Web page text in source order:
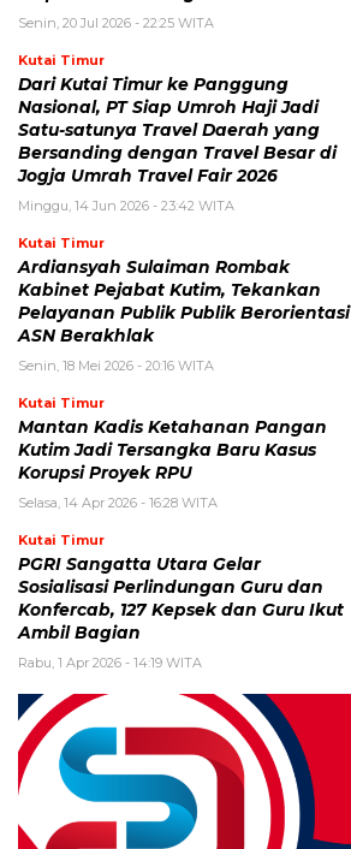
Senin, 20 Jul 2026 - 22:25 WITA
Kutai Timur
Dari Kutai Timur ke Panggung
Nasional, PT Siap Umroh Haji Jadi
Satu-satunya Travel Daerah yang
Bersanding dengan Travel Besar di
Jogja Umrah Travel Fair 2026
Minggu, 14 Jun 2026 - 23:42 WITA
Kutai Timur
Ardiansyah Sulaiman Rombak
Kabinet Pejabat Kutim, Tekankan
Pelayanan Publik Publik Berorientasi
ASN Berakhlak
Senin, 18 Mei 2026 - 20:16 WITA
Kutai Timur
Mantan Kadis Ketahanan Pangan
Kutim Jadi Tersangka Baru Kasus
Korupsi Proyek RPU
Selasa, 14 Apr 2026 - 16:28 WITA
Kutai Timur
PGRI Sangatta Utara Gelar
Sosialisasi Perlindungan Guru dan
Konfercab, 127 Kepsek dan Guru Ikut
Ambil Bagian
Rabu, 1 Apr 2026 - 14:19 WITA